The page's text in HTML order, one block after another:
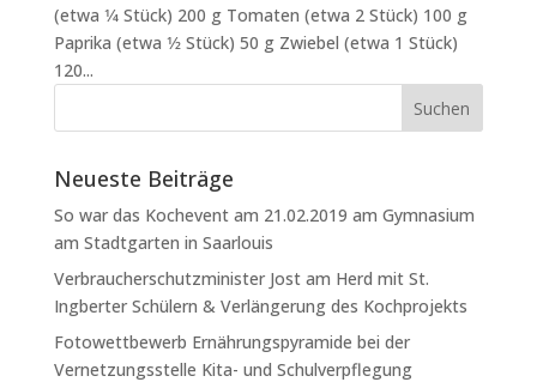
(etwa 1⁄4 Stück) 200 g Tomaten (etwa 2 Stück) 100 g
Paprika (etwa 1⁄2 Stück) 50 g Zwiebel (etwa 1 Stück)
120...
Neueste Beiträge
So war das Kochevent am 21.02.2019 am Gymnasium
am Stadtgarten in Saarlouis
Verbraucherschutzminister Jost am Herd mit St.
Ingberter Schülern & Verlängerung des Kochprojekts
Fotowettbewerb Ernährungspyramide bei der
Vernetzungsstelle Kita- und Schulverpflegung